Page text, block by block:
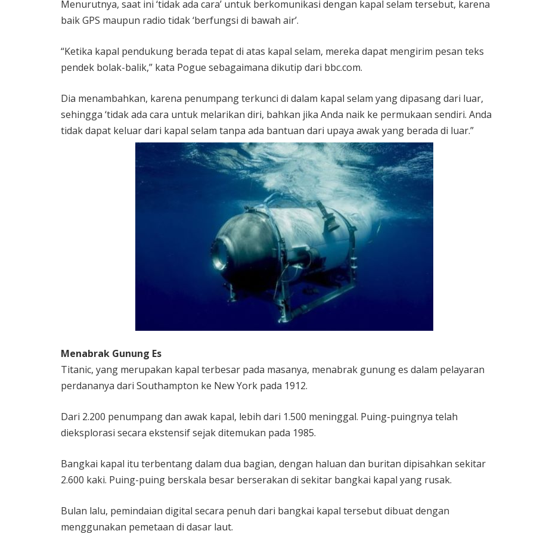
Menurutnya, saat ini ‘tidak ada cara’ untuk berkomunikasi dengan kapal selam tersebut, karena
baik GPS maupun radio tidak ‘berfungsi di bawah air’.
“Ketika kapal pendukung berada tepat di atas kapal selam, mereka dapat mengirim pesan teks
pendek bolak-balik,” kata Pogue sebagaimana dikutip dari bbc.com.
Dia menambahkan, karena penumpang terkunci di dalam kapal selam yang dipasang dari luar,
sehingga ‘tidak ada cara untuk melarikan diri, bahkan jika Anda naik ke permukaan sendiri. Anda
tidak dapat keluar dari kapal selam tanpa ada bantuan dari upaya awak yang berada di luar.”
Menabrak Gunung Es
Titanic, yang merupakan kapal terbesar pada masanya, menabrak gunung es dalam pelayaran
perdananya dari Southampton ke New York pada 1912.
Dari 2.200 penumpang dan awak kapal, lebih dari 1.500 meninggal. Puing-puingnya telah
dieksplorasi secara ekstensif sejak ditemukan pada 1985.
Bangkai kapal itu terbentang dalam dua bagian, dengan haluan dan buritan dipisahkan sekitar
2.600 kaki. Puing-puing berskala besar berserakan di sekitar bangkai kapal yang rusak.
Bulan lalu, pemindaian digital secara penuh dari bangkai kapal tersebut dibuat dengan
menggunakan pemetaan di dasar laut.